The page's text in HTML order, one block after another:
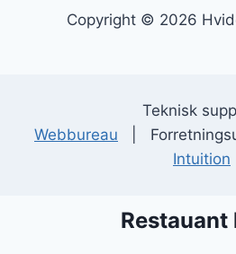
Copyright © 2026
Teknisk
Webbureau |
Intuition
Restauant